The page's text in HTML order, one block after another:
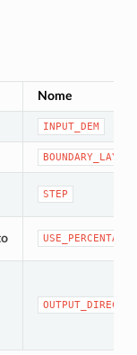
Nome
INPUT_DEM
BOUNDARY_LAYER
STEP
USE_PERCENTAGE